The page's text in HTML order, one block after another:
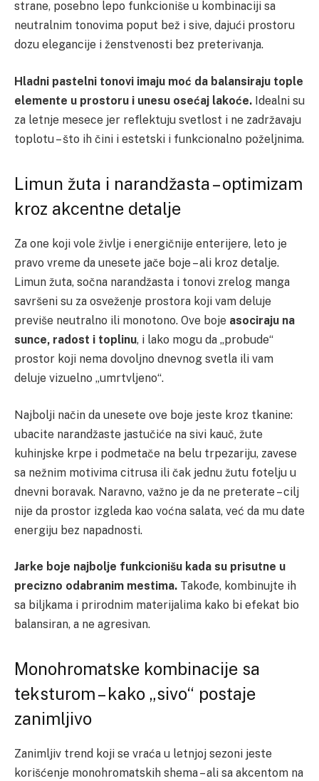
strane, posebno lepo funkcioniše u kombinaciji sa
neutralnim tonovima poput bež i sive, dajući prostoru
dozu elegancije i ženstvenosti bez preterivanja.
Hladni pastelni tonovi imaju moć da balansiraju tople
elemente u prostoru i unesu osećaj lakoće. Idealni su
za letnje mesece jer reflektuju svetlost i ne zadržavaju
toplotu – što ih čini i estetski i funkcionalno poželjnima.
Limun žuta i narandžasta – optimizam
kroz akcentne detalje
Za one koji vole življe i energičnije enterijere, leto je
pravo vreme da unesete jače boje – ali kroz detalje.
Limun žuta, sočna narandžasta i tonovi zrelog manga
savršeni su za osveženje prostora koji vam deluje
previše neutralno ili monotono. Ove boje asociraju na
sunce, radost i toplinu, i lako mogu da „probude“
prostor koji nema dovoljno dnevnog svetla ili vam
deluje vizuelno „umrtvljeno“.
Najbolji način da unesete ove boje jeste kroz tkanine:
ubacite narandžaste jastučiće na sivi kauč, žute
kuhinjske krpe i podmetače na belu trpezariju, zavese
sa nežnim motivima citrusa ili čak jednu žutu fotelju u
dnevni boravak. Naravno, važno je da ne preterate – cilj
nije da prostor izgleda kao voćna salata, već da mu date
energiju bez napadnosti.
Jarke boje najbolje funkcionišu kada su prisutne u
precizno odabranim mestima. Takođe, kombinujte ih
sa biljkama i prirodnim materijalima kako bi efekat bio
balansiran, a ne agresivan.
Monohromatske kombinacije sa
teksturom – kako „sivo“ postaje
zanimljivo
Zanimljiv trend koji se vraća u letnjoj sezoni jeste
korišćenje monohromatskih shema – ali sa akcentom na